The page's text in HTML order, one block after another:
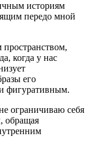
историям
передо мной
пространством,
когда у нас
его
фигуративным.
ограничиваю себя
обращая